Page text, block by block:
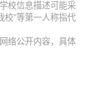
校信息描述可能采
校”等第一人称指代
络公开内容，具体